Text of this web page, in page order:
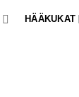
HÄÄKUKAT